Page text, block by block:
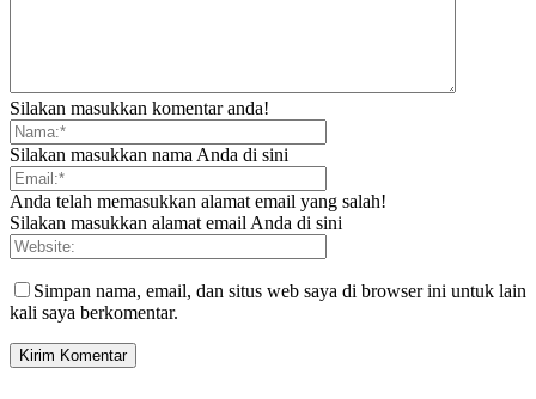
Silakan masukkan komentar anda!
Silakan masukkan nama Anda di sini
Anda telah memasukkan alamat email yang salah!
Silakan masukkan alamat email Anda di sini
Simpan nama, email, dan situs web saya di browser ini untuk lain
kali saya berkomentar.